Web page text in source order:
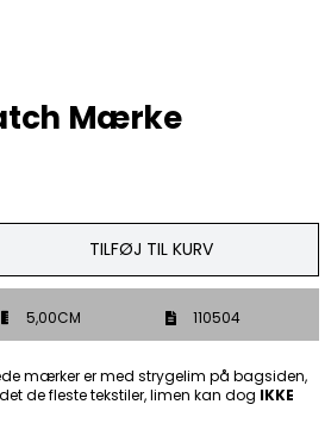
Mærke
TILFØJ TIL KURV
5,00CM 110504
mærker er med strygelim på bagsiden,
de fleste tekstiler, limen kan dog IKKE